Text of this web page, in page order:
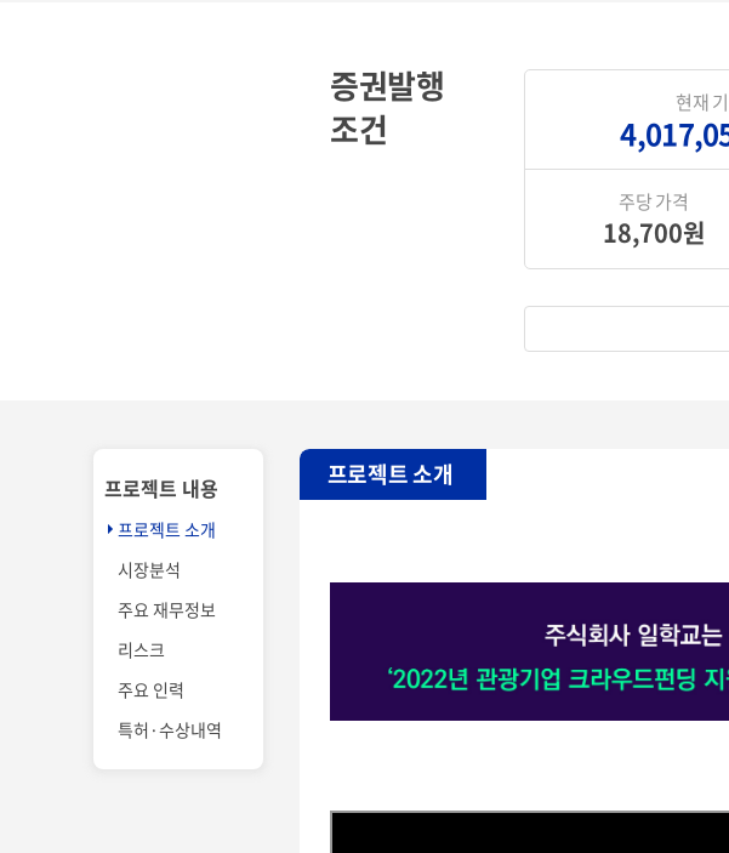
증권발행
조건
현재
주당 가격
18,700원
프로젝트 내용
프로젝트 소개
시장분석
주요 재무정보
리스크
주요 인력
특허·수상내역
프로젝트 소개